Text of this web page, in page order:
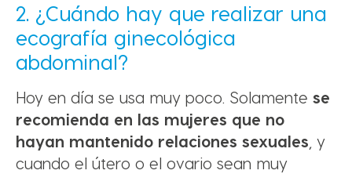
2. ¿Cuándo hay que realizar una
ecografía ginecológica
abdominal?
Hoy en día se usa muy poco. Solamente se
recomienda en las mujeres que no
hayan mantenido relaciones sexuales , y
cuando el útero o el ovario sean muy